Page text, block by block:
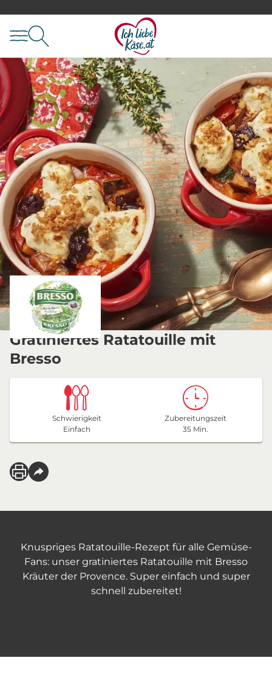
Gratiniertes Ratatouille mit
Bresso
Schwierigkeit
Einfach
Zubereitungszeit
35 Min.
Knuspriges Ratatouille-Rezept für alle Gemüse-
Fans: unser gratiniertes Ratatouille mit Bresso
Kräuter der Provence. Super einfach und super
schnell zubereitet!